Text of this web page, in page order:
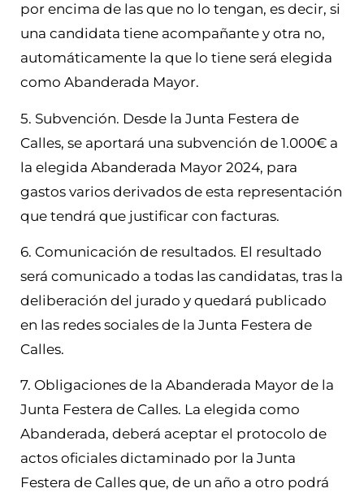
por encima de las que no lo tengan, es decir, si
una candidata tiene acompañante y otra no,
automáticamente la que lo tiene será elegida
como Abanderada Mayor.
5. Subvención. Desde la Junta Festera de
Calles, se aportará una subvención de 1.000€ a
la elegida Abanderada Mayor 2024, para
gastos varios derivados de esta representación
que tendrá que justificar con facturas.
6. Comunicación de resultados. El resultado
será comunicado a todas las candidatas, tras la
deliberación del jurado y quedará publicado
en las redes sociales de la Junta Festera de
Calles.
7. Obligaciones de la Abanderada Mayor de la
Junta Festera de Calles. La elegida como
Abanderada, deberá aceptar el protocolo de
actos oficiales dictaminado por la Junta
Festera de Calles que, de un año a otro podrá